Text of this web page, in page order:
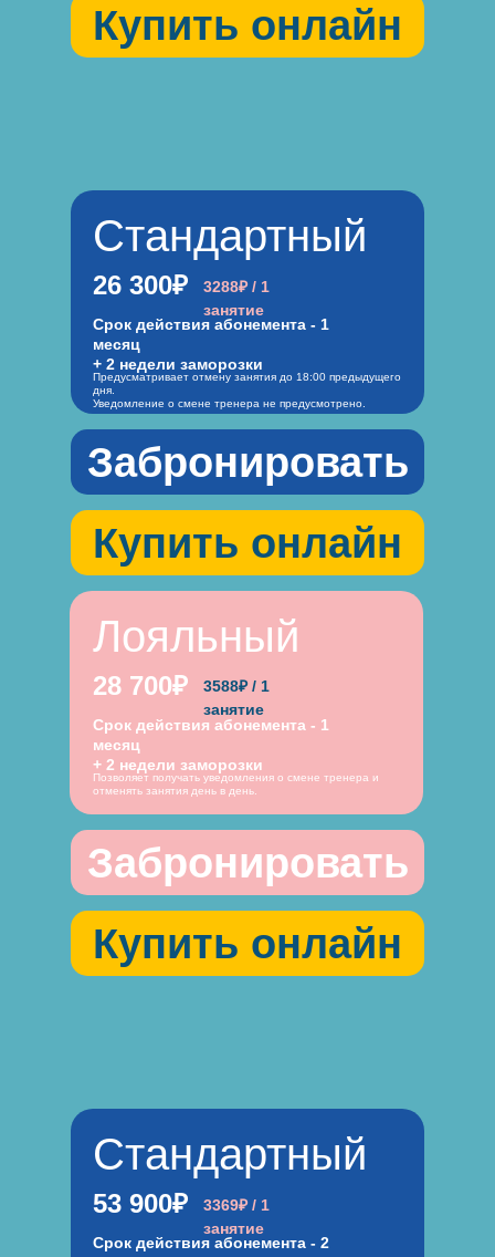
Купить онлайн
Предусматривает отмену занятия до 18:00 предыдущего
дня.
Уведомление о смене тренера не предусмотрено.
26 300₽
Срок действия абонемента - 1
месяц
+ 2 недели заморозки
3288₽ / 1
занятие
Стандартный
Позволяет получать уведомления о смене тренера и
отменять занятия день в день.
28 700₽
Срок действия абонемента - 1
месяц
+ 2 недели заморозки
3588₽ / 1
занятие
Лояльный
Забронировать
Купить онлайн
Забронировать
Купить онлайн
53 900₽
Срок действия абонемента - 2
3369₽ / 1
занятие
Стандартный